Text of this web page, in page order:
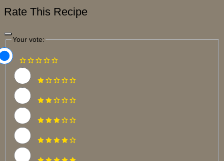
Rate This Recipe
Your vote: